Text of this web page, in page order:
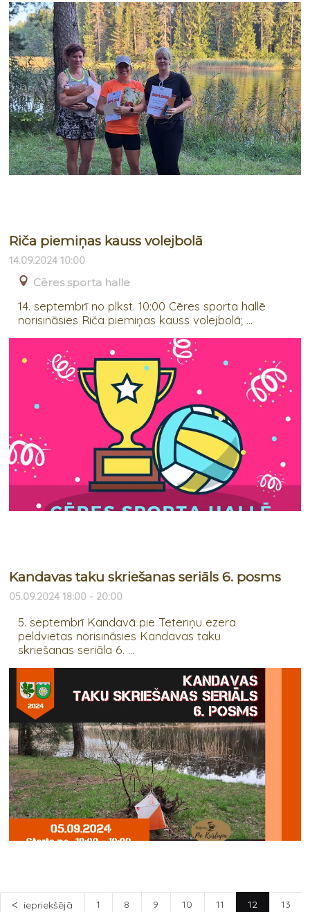
Riča piemiņas kauss volejbolā
14.09.2024 10:00
Cēres sporta halle
14. septembrī no plkst. 10:00 Cēres sporta hallē
norisināsies Riča piemiņas kauss volejbolā; ...
Kandavas taku skriešanas seriāls 6. posms
05.09.2024 18:00 - 20:00
5. septembrī Kandavā pie Teteriņu ezera
peldvietas norisināsies Kandavas taku
skriešanas seriāla 6. ...
iepriekšējā 1 8 9 10 11 12 13